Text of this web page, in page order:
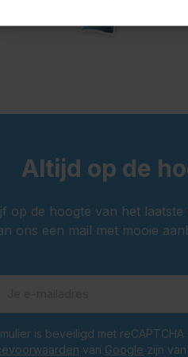
Altijd op de
op de hoogte van het
ons een mail met mooie
is beveiligd met reCAPTCHA
van Google zijn